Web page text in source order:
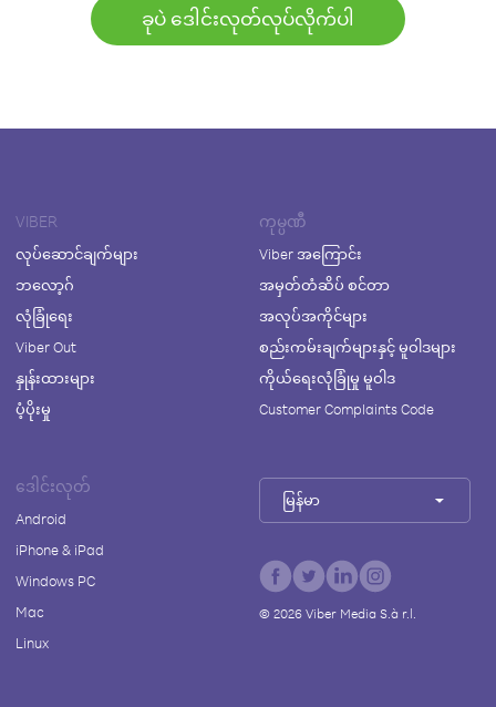
ခုပဲ ဒေါင်းလုတ်လုပ်လိုက်ပါ
VIBER
လုပ်ဆောင်ချက်များ
ဘလော့ဂ်
လုံခြုံရေး
Viber Out
နှုန်းထားများ
ပံ့ပိုးမှု
ကုမ္ပဏီ
Viber အကြောင်း
အမှတ်တံဆိပ် စင်တာ
အလုပ်အကိုင်များ
စည်းကမ်းချက်များနှင့် မူဝါဒများ
ကိုယ်ရေးလုံခြုံမှု မူဝါဒ
Customer Complaints Code
ဒေါင်းလုတ်
Android
iPhone & iPad
Windows PC
Mac
Linux
မြန်မာ
© 2026Viber Media S.à r.l.